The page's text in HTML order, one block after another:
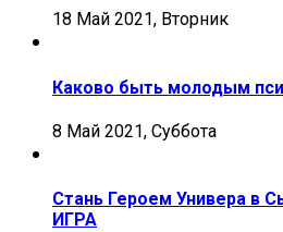
18 Май 2021, Вторник
Каково быть молодым
8 Май 2021, Суббота
Стань Героем Универа в
ИГРА